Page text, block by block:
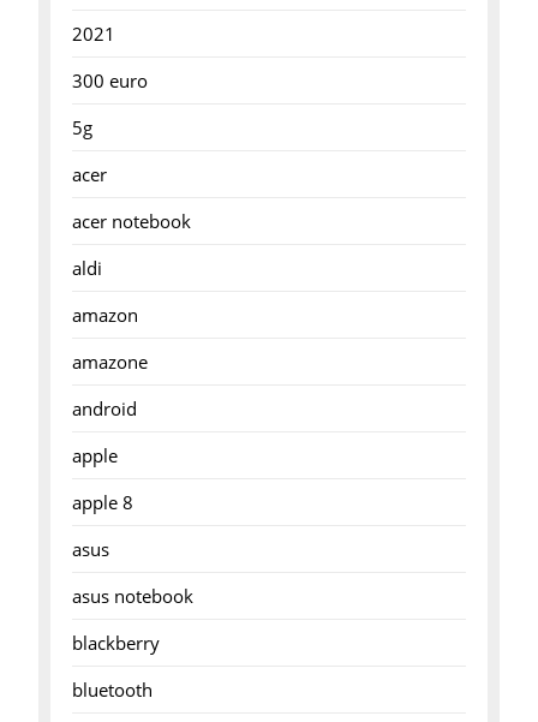
2021
300 euro
5g
acer
acer notebook
aldi
amazon
amazone
android
apple
apple 8
asus
asus notebook
blackberry
bluetooth